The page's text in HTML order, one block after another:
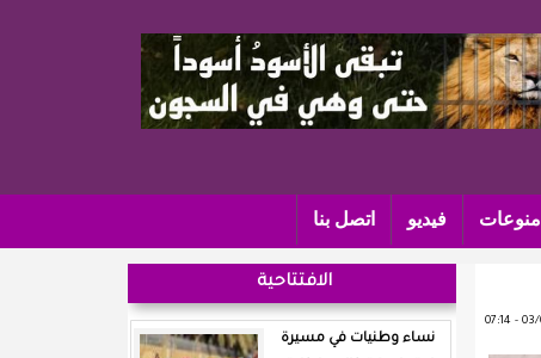
منوعات فيديو اتصل بنا
الافتتاحية
نساء وطنيات في مسيرة